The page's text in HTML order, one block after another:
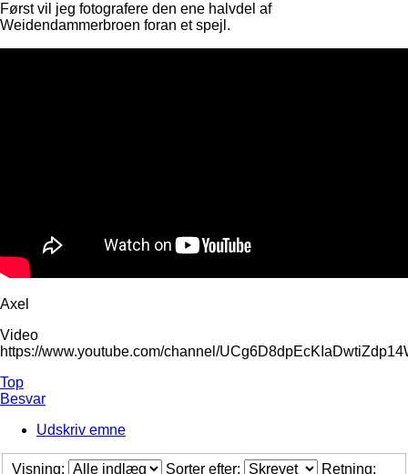
Først vil jeg fotografere den ene halvdel af
Weidendammerbroen foran et spejl.
Axel
Video
https://www.youtube.com/channel/
Top
Besvar
Udskriv emne
Visning: Sorter efter: Retning: